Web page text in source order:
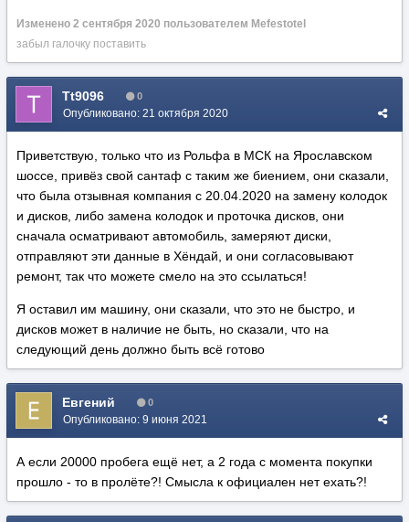
Изменено 2 сентября 2020 пользователем Mefestotel
забыл галочку поставить
Tt9096 0
Опубликовано: 21 октября 2020
Приветствую, только что из Рольфа в МСК на Ярославском
шоссе, привёз свой сантаф с таким же биением, они сказали,
что была отзывная компания с 20.04.2020 на замену колодок
и дисков, либо замена колодок и проточка дисков, они
сначала осматривают автомобиль, замеряют диски,
отправляют эти данные в Хёндай, и они согласовывают
ремонт, так что можете смело на это ссылаться!
Я оставил им машину, они сказали, что это не быстро, и
дисков может в наличие не быть, но сказали, что на
следующий день должно быть всё готово
Евгений 0
Опубликовано: 9 июня 2021
А если 20000 пробега ещё нет, а 2 года с момента покупки
прошло - то в пролёте?! Смысла к официален нет ехать?!